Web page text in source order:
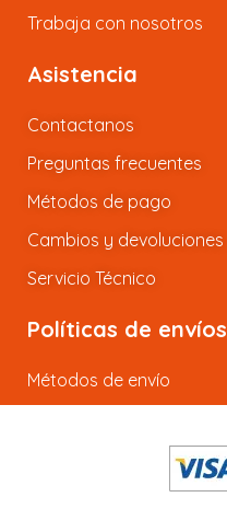
Trabaja con nosotros
Asistencia
Contactanos
Preguntas frecuentes
Métodos de pago
Cambios y devoluciones
Servicio Técnico
Políticas de envíos
Métodos de envío